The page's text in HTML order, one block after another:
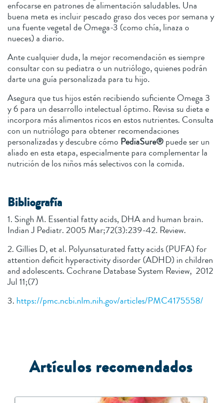
enfocarse en patrones de alimentación saludables. Una
buena meta es incluir pescado graso dos veces por semana y
una fuente vegetal de Omega-3 (como chía, linaza o
nueces) a diario.
Ante cualquier duda, la mejor recomendación es siempre
consultar con su pediatra o un nutriólogo, quienes podrán
darte una guía personalizada para tu hijo.
Asegura que tus hijos estén recibiendo suficiente Omega 3
y 6 para un desarrollo intelectual óptimo. Revisa su dieta e
incorpora más alimentos ricos en estos nutrientes. Consulta
con un nutriólogo para obtener recomendaciones
personalizadas y descubre cómo PediaSure®puede ser un
aliado en esta etapa, especialmente para complementar la
nutrición de los niños más selectivos con la comida.
Bibliografía
1. Singh M. Essential fatty acids, DHA and human brain.
Indian J Pediatr. 2005 Mar;72(3):239-42. Review.
2. Gillies D, et al. Polyunsaturated fatty acids (PUFA) for
attention deficit hyperactivity disorder (ADHD) in children
and adolescents. Cochrane Database System Review, 2012
Jul 11;(7)
3. https://pmc.ncbi.nlm.nih.gov/articles/PMC4175558/
Artículos recomendados